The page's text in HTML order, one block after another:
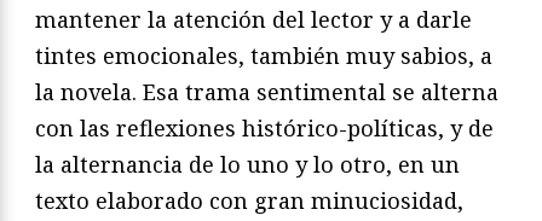
mantener la atención del lector y a darle
tintes emocionales, también muy sabios, a
la novela. Esa trama sentimental se alterna
con las reflexiones histórico-políticas, y de
la alternancia de lo uno y lo otro, en un
texto elaborado con gran minuciosidad,